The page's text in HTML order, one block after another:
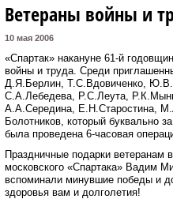
Ветераны войны и
10 мая 2006
«Спартак» накануне 61-й
войны и труда. Среди
Д.Я.Берлин, Т.С.Вдовиченко,
С.А.Лебедева, Р.С.Леута,
А.А.Середина, Е.Н.Старостина,
Болотников, который буквально
была проведена 6-часовая
Праздничные подарки ветеранам
московского «Спартака» Вадим
вспоминали минувшие победы и
здоровья вам и долголетия!